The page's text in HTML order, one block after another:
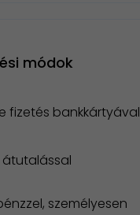
módok
fizetés bankkártyával
átutalással
személyesen